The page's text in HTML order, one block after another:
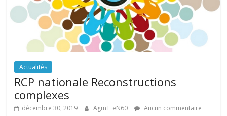
Actualités
RCP nationale Reconstructions
complexes
décembre 30, 2019 AgmT_eN60 Aucun commentaire